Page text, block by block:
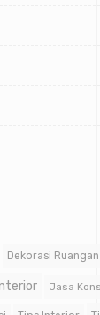
Dekorasi Ruangan
Jasa